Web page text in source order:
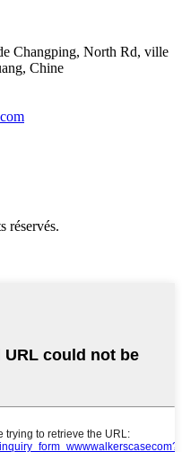
Changping, North Rd, ville
Chine
réservés.